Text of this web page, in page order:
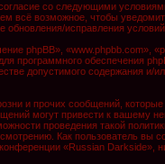
со следующими
всё возможное, чтобы
исправления
phpBB», «www.phpbb.com»,
программного обеспечения
допустимого содержания и/
и прочих сообщений,
могут привести к вашему
проведения такой
Как пользователь вы
«Russian Darkside»,